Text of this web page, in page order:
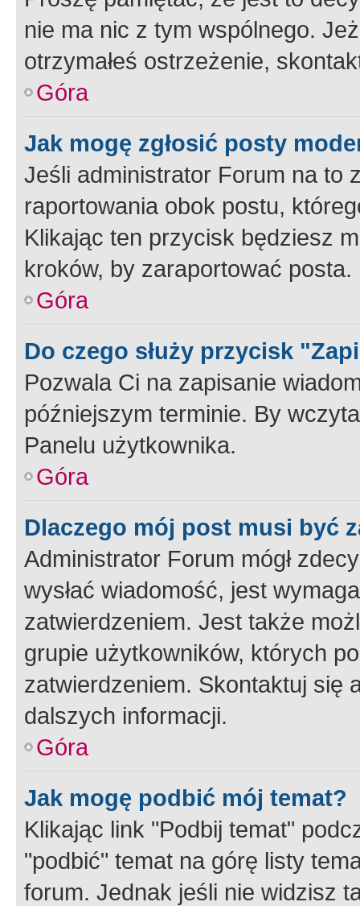
nie ma nic z tym wspólnego.
otrzymałeś ostrzeżenie,
Góra
Jak mogę zgłosić posty
Jeśli administrator Forum na to
raportowania obok postu,
Klikając ten przycisk będziesz
kroków, by zaraportować posta.
Góra
Do czego służy przycisk
Pozwala Ci na zapisanie
późniejszym terminie. By
Panelu użytkownika.
Góra
Dlaczego mój post musi być
Administrator Forum mógł
wysłać wiadomość, jest
zatwierdzeniem. Jest także
grupie użytkowników, których
zatwierdzeniem. Skontaktuj się
dalszych informacji.
Góra
Jak mogę podbić mój temat?
Klikając link "Podbij temat"
"podbić" temat na górę listy
forum. Jednak jeśli nie widzisz